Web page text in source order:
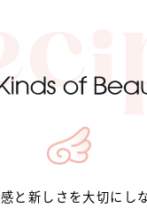
と新しさを大切にし